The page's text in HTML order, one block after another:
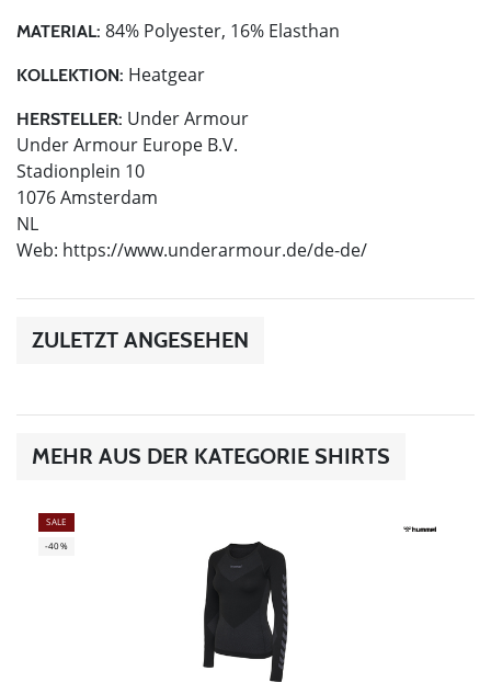
MATERIAL: 84% Polyester, 16% Elasthan
KOLLEKTION: Heatgear
HERSTELLER: Under Armour
Under Armour Europe B.V.
Stadionplein 10
1076 Amsterdam
NL
Web: https://www.underarmour.de/de-de/
ZULETZT ANGESEHEN
MEHR AUS DER KATEGORIE SHIRTS
SALE
-40%